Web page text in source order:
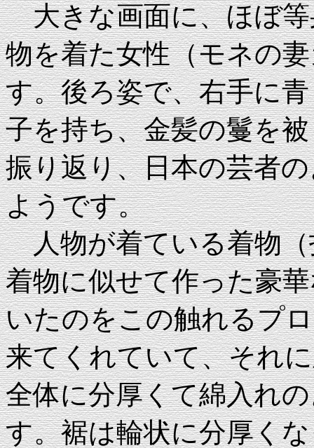
大きな画面に、ほぼ等
物を着た女性（モネの
す。後ろ姿で、右手に
子を持ち、金髪の鬘を
振り返り、日本の芸者
ようです。
人物が着ている着物（
着物に似せて作った豪
いたのをこの触れるプ
来てくれていて、それ
全体に分厚くて綿入れ
す。裾は輪状に分厚く